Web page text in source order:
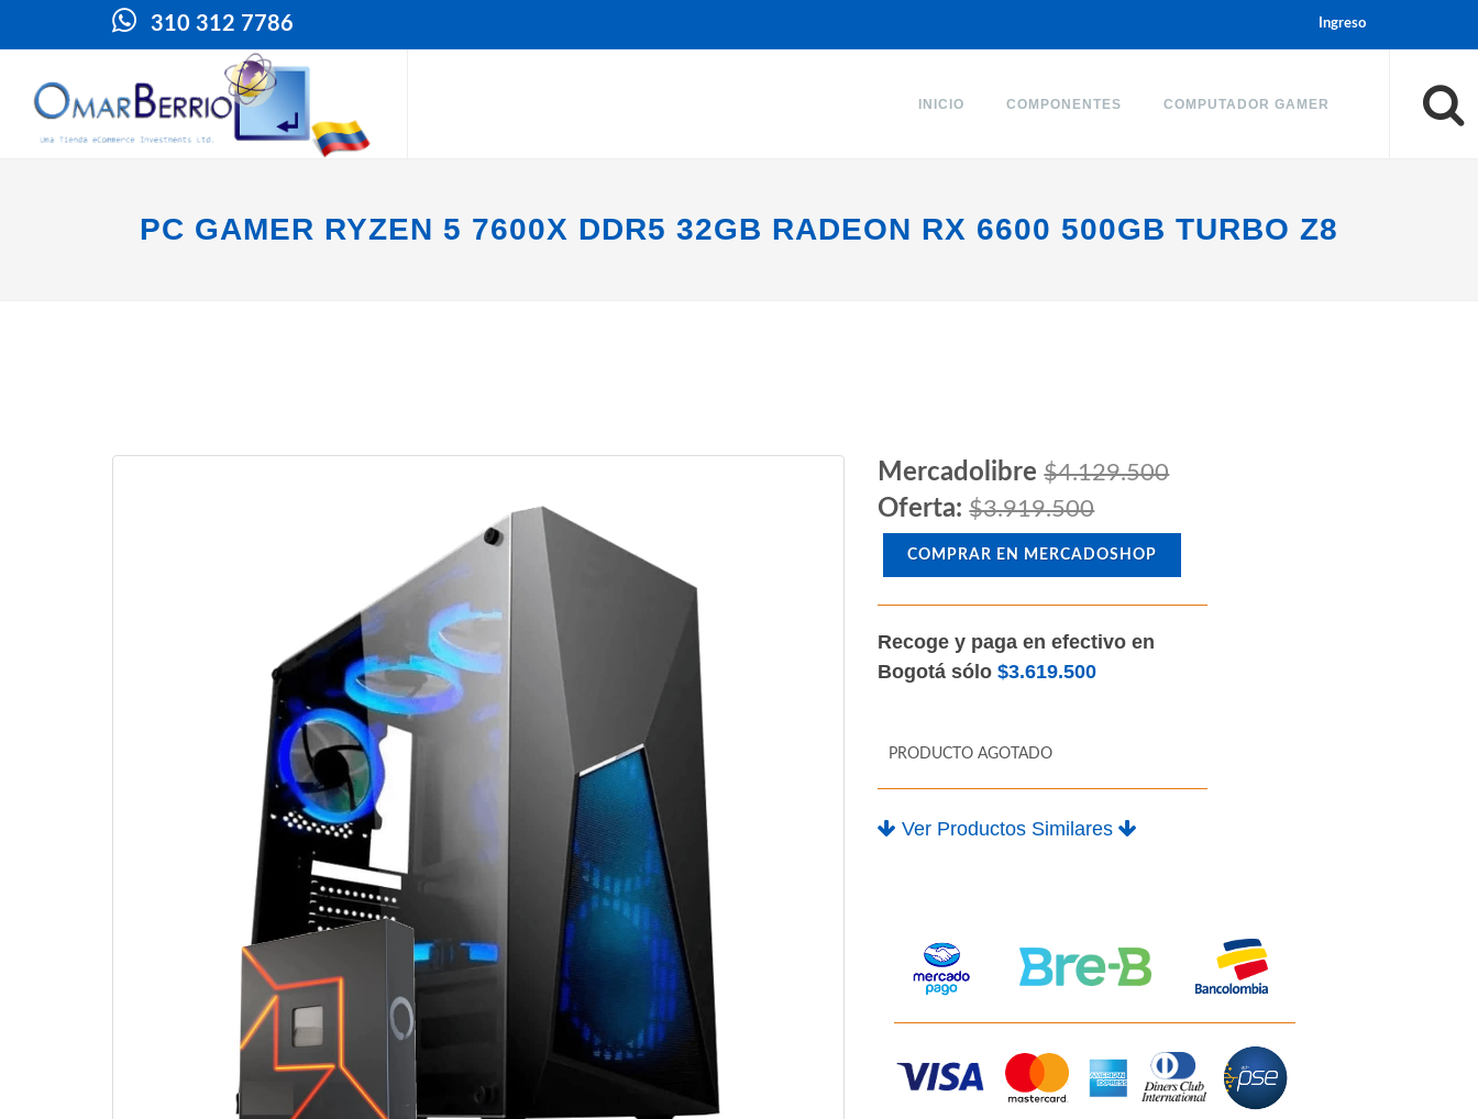
310 312 7786 Ingreso
INICIO COMPONENTES COMPUTADOR GAMER
PC GAMER RYZEN 5 7600X DDR5 32GB RADEON RX 6600 500GB TURBO Z8
Mercadolibre$4.129.500
Oferta:$3.919.500
COMPRAR EN MERCADOSHOP
Recoge y paga en efectivo en
Bogotá sólo$3.619.500
PRODUCTO AGOTADO
Ver Productos Similares